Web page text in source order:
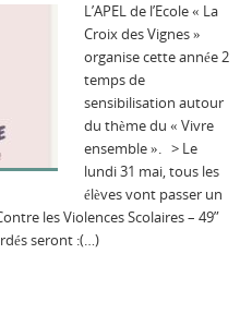
L’APEL de l’Ecole « La
Croix des Vignes »
organise cette année 2
temps de
sensibilisation autour
du thème du « Vivre
ensemble ». > Le
lundi 31 mai, tous les
élèves vont passer un
les Violences Scolaires – 49”
seront :(…)